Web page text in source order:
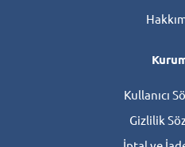
Kullanıcı
Gizlilik